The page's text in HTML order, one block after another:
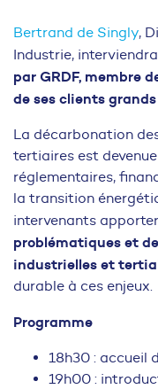
Bertrand de Singly,
Industrie,
par GRDF, membre
de ses clients
La décarbonation
tertiaires est
réglementaires,
la transition
intervenants
problématiques et
industrielles et
durable à ces enjeux.
Programme
18h30 : accueil
19h00 :